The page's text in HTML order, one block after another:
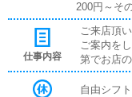
200円～そ
仕事内容
ご来店頂
ご案内を
第でお店
割です。
のでご安
自由シフ